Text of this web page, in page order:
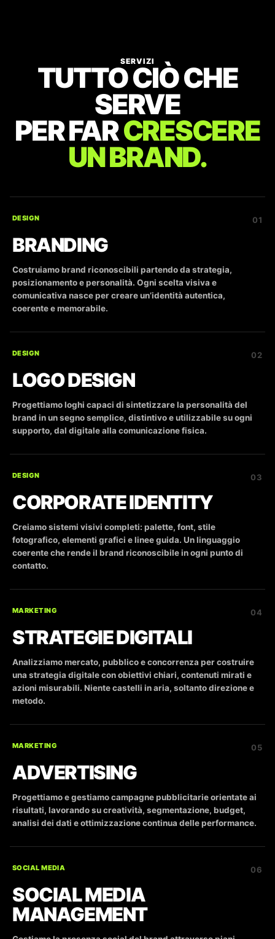
SERVIZI
TUTTO CIÒ CHE
SERVE
PER FARCRESCERE
UN BRAND.
DESIGN
BRANDING
Costruiamo brand riconoscibili partendo da strategia,
posizionamento e personalità. Ogni scelta visiva e
comunicativa nasce per creare un’identità autentica,
coerente e memorabile.
01
DESIGN
LOGO DESIGN
Progettiamo loghi capaci di sintetizzare la personalità del
brand in un segno semplice, distintivo e utilizzabile su ogni
supporto, dal digitale alla comunicazione fisica.
02
DESIGN
CORPORATE IDENTITY
Creiamo sistemi visivi completi: palette, font, stile
fotografico, elementi grafici e linee guida. Un linguaggio
coerente che rende il brand riconoscibile in ogni punto di
contatto.
03
MARKETING
STRATEGIE DIGITALI
Analizziamo mercato, pubblico e concorrenza per costruire
una strategia digitale con obiettivi chiari, contenuti mirati e
azioni misurabili. Niente castelli in aria, soltanto direzione e
metodo.
04
MARKETING
ADVERTISING
Progettiamo e gestiamo campagne pubblicitarie orientate ai
risultati, lavorando su creatività, segmentazione, budget,
analisi dei dati e ottimizzazione continua delle performance.
05
SOCIAL MEDIA
SOCIAL MEDIA
MANAGEMENT
06